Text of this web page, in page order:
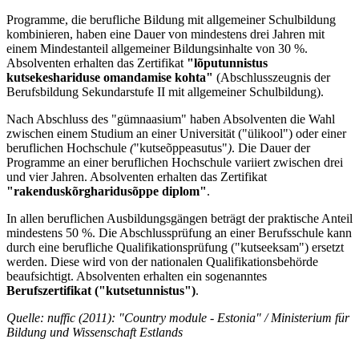
Programme, die berufliche Bildung mit allgemeiner Schulbildung
kombinieren, haben eine Dauer von mindestens drei Jahren mit
einem Mindestanteil allgemeiner Bildungsinhalte von 30 %.
Absolventen erhalten das Zertifikat "lõputunnistus
kutsekeshariduse omandamise kohta" (Abschlusszeugnis der
Berufsbildung Sekundarstufe II mit allgemeiner Schulbildung).
Nach Abschluss des "gümnaasium" haben Absolventen die Wahl
zwischen einem Studium an einer Universität ("ülikool") oder einer
beruflichen Hochschule ("kutseõppeasutus"). Die Dauer der
Programme an einer beruflichen Hochschule variiert zwischen drei
und vier Jahren. Absolventen erhalten das Zertifikat
"rakenduskõrgharidusõppe diplom".
In allen beruflichen Ausbildungsgängen beträgt der praktische Anteil
mindestens 50 %. Die Abschlussprüfung an einer Berufsschule kann
durch eine berufliche Qualifikationsprüfung ("kutseeksam") ersetzt
werden. Diese wird von der nationalen Qualifikationsbehörde
beaufsichtigt. Absolventen erhalten ein sogenanntes
Berufszertifikat ("kutsetunnistus").
Quelle: nuffic (2011): "Country module - Estonia" / Ministerium für
Bildung und Wissenschaft Estlands